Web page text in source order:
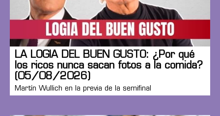
LA LOGIA DEL BUEN GUSTO: ¿Por qué
los ricos nunca sacan fotos a la comida?
(05/08/2026)
Martín Wullich en la previa de la semifinal